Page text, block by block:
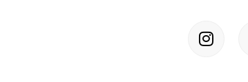
I
n